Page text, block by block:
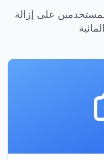
على إزالة